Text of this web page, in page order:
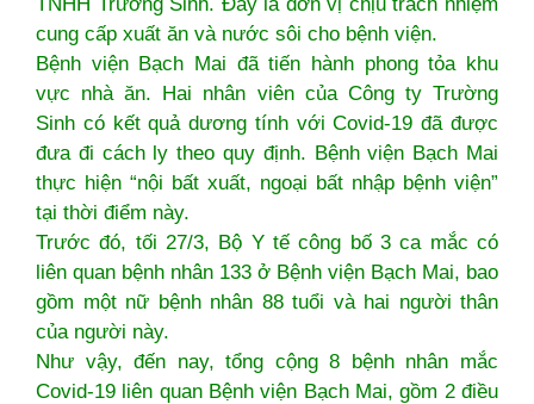
cung cấp xuất ăn và nước sôi cho bệnh viện.
Bệnh viện Bạch Mai đã tiến hành phong tỏa khu
vực nhà ăn. Hai nhân viên của Công ty Trường
Sinh có kết quả dương tính với Covid-19 đã được
đưa đi cách ly theo quy định. Bệnh viện Bạch Mai
thực hiện “nội bất xuất, ngoại bất nhập bệnh viện”
tại thời điểm này.
Trước đó, tối 27/3, Bộ Y tế công bố 3 ca mắc có
liên quan bệnh nhân 133 ở Bệnh viện Bạch Mai, bao
gồm một nữ bệnh nhân 88 tuổi và hai người thân
của người này.
Như vậy, đến nay, tổng cộng 8 bệnh nhân mắc
Covid-19 liên quan Bệnh viện Bạch Mai, gồm 2 điều